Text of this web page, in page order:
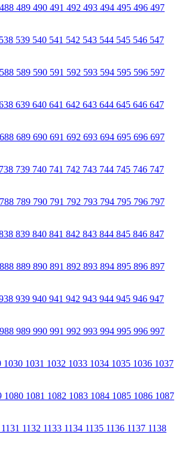
488 489 490 491 492 493 494 495 496 497
538 539 540 541 542 543 544 545 546 547
588 589 590 591 592 593 594 595 596 597
639 640 641 642 643 644 645 646 647
688 689 690 691 692 693 694 695 696 697
738 739 740 741 742 743 744 745 746 747
788 789 790 791 792 793 794 795 796 797
839 840 841 842 843 844 845 846 847
888 889 890 891 892 893 894 895 896 897
939 940 941 942 943 944 945 946 947
988 989 990 991 992 993 994 995 996 997
1030 1031 1032 1033 1034 1035 1036 1037
1080 1081 1082 1083 1084 1085 1086 1087
1131 1132 1133 1134 1135 1136 1137 1138